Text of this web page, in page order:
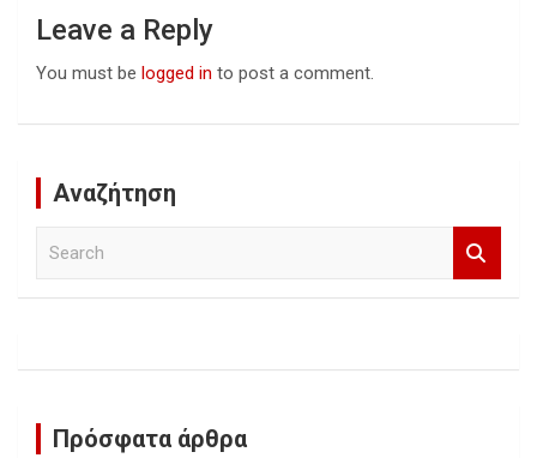
Leave a Reply
You must be logged in to post a comment.
Αναζήτηση
h
Πρόσφατα άρθρα